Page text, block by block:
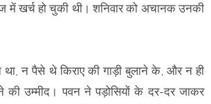
में खर्च हो चुकी थी। शनिवार को अचानक उनकी
था, न पैसे थे किराए की गाड़ी बुलाने के, और न ही
की उम्मीद। पवन ने पड़ोसियों के दर-दर जाकर